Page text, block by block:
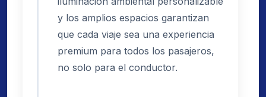
y los amplios espacios garantizan
que cada viaje sea una experiencia
premium para todos los pasajeros,
no solo para el conductor.